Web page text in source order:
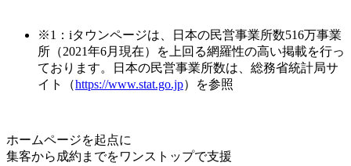
※1：iタウンページは、日本の民営事業所数516万事業
所（2021年6月現在）を上回る網羅性の高い掲載を行っ
ております。日本の民営事業所数は、総務省統計局サ
イト（https://www.stat.go.jp）を参照
ホームページを起点に
集客から成約までをワンストップで支援